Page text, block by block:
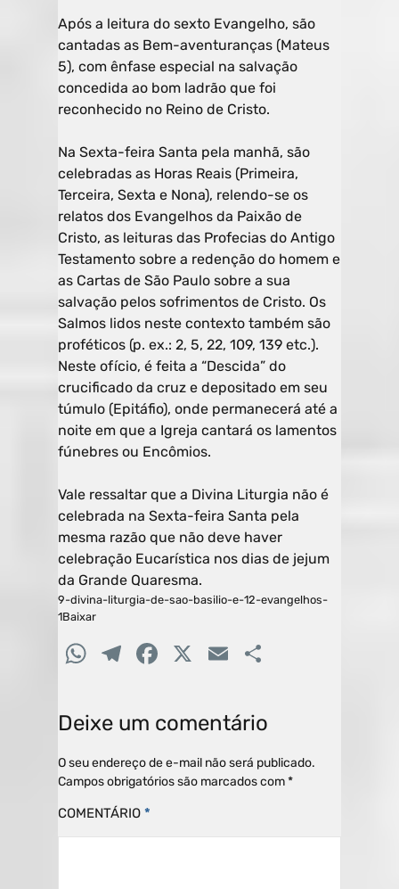
Após a leitura do sexto Evangelho, são
cantadas as Bem-aventuranças (Mateus
5), com ênfase especial na salvação
concedida ao bom ladrão que foi
reconhecido no Reino de Cristo.
Na Sexta-feira Santa pela manhã, são
celebradas as Horas Reais (Primeira,
Terceira, Sexta e Nona), relendo-se os
relatos dos Evangelhos da Paixão de
Cristo, as leituras das Profecias do Antigo
Testamento sobre a redenção do homem e
as Cartas de São Paulo sobre a sua
salvação pelos sofrimentos de Cristo. Os
Salmos lidos neste contexto também são
proféticos (p. ex.: 2, 5, 22, 109, 139 etc.).
Neste ofício, é feita a “Descida” do
crucificado da cruz e depositado em seu
túmulo (Epitáfio), onde permanecerá até a
noite em que a Igreja cantará os lamentos
fúnebres ou Encômios.
Vale ressaltar que a Divina Liturgia não é
celebrada na Sexta-feira Santa pela
mesma razão que não deve haver
celebração Eucarística nos dias de jejum
da Grande Quaresma.
9-divina-liturgia-de-sao-basilio-e-12-evangelhos-
1Baixar
W
at
s
A
p
p
T
e
gr
a
m
F
c
e
b
o
X
E
ai
l
ar
til
Deixe um comentário
O seu endereço de e-mail não será publicado.
Campos obrigatórios são marcados com*
COMENTÁRIO *